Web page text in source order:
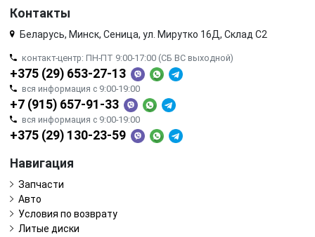
Контакты
Беларусь, Минск, Сеница, ул. Мирутко 16Д, Склад С2
контакт-центр: ПН-ПТ 9:00-17:00 (СБ ВС выходной)
+375 (29) 653-27-13
вся информация с 9:00-19:00
+7 (915) 657-91-33
вся информация с 9:00-19:00
+375 (29) 130-23-59
Навигация
Запчасти
Авто
Условия по возврату
Литые диски